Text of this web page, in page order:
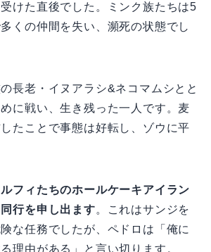
受けた直後でした。ミンク族たちは5
くの仲間を失い、瀕死の状態でし
長老・イヌアラシ&ネコマムシとと
に戦い、生き残った一人です。麦
たことで事態は好転し、ゾウに平
ルフィたちのホールケーキアイラン
行を申し出ます。これはサンジを
な任務でしたが、ペドロは「俺に
理由がある」と言い切ります。